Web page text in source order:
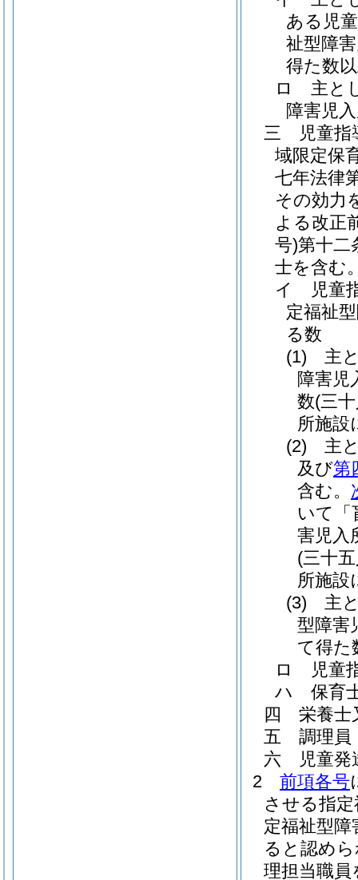
ある児童
祉型障
得た数
ロ
主と
障害児
三
児童
域限定保
七年法律
その効力
よる改正
号)第十二
士を含む
イ
児童
定福祉
る数
(1)
主
障害
数(三
所施設
(2)
主
及び第
含む。
いて「
害児入
(三十
所施設
(3)
主
型障害
て得た
ロ
児童
ハ
保育
四
栄養
五
調理
六
児童
2
前項各号
させる指
定福祉型
ると認め
理担当職